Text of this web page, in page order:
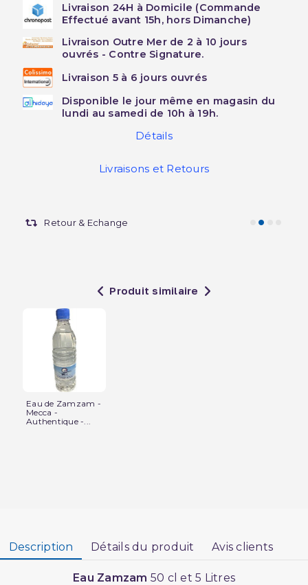
Livraison 24H à Domicile (Commande
Effectué avant 15h, hors Dimanche)
Livraison Outre Mer de 2 à 10 jours
ouvrés - Contre Signature.
Livraison 5 à 6 jours ouvrés
Disponible le jour même en magasin du
lundi au samedi de 10h à 19h.
Détails
Livraisons et Retours
Retour & Echange
Produit similaire
Eau de Zamzam -
Mecca -
Authentique -...
Description Détails du produit Avis clients
Eau Zamzam 50 cl et 5 Litres